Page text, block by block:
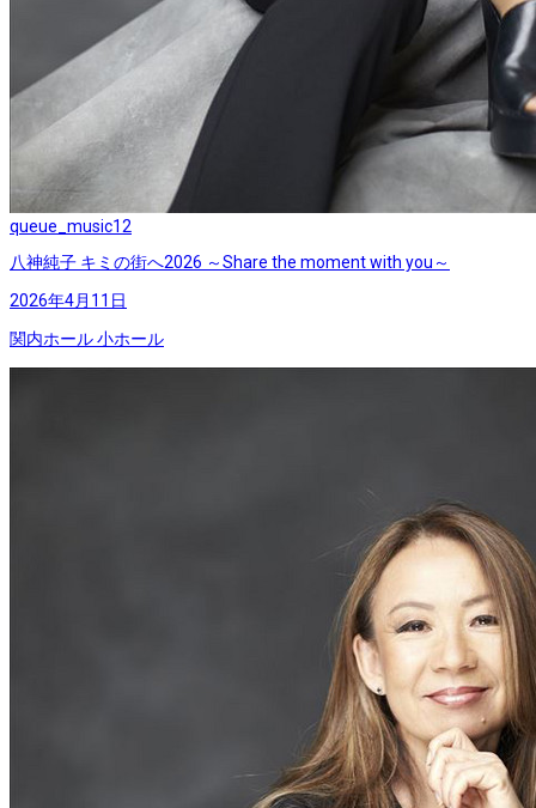
queue_music12
八神純子 キミの街へ2026 ～Share the moment with you～
2026年4月11日
関内ホール 小ホール